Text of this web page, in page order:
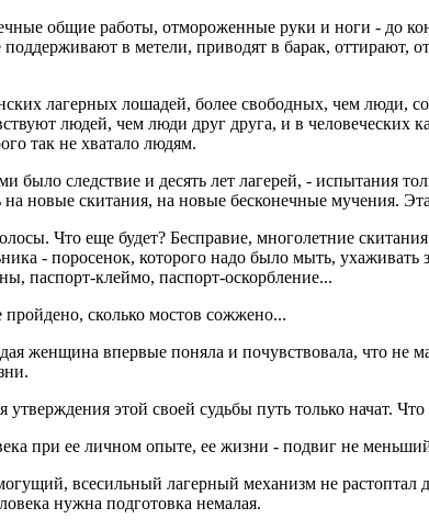
общие работы, отмороженные руки и ноги - до
в метели, приводят в барак,
лагерных лошадей, более свободных, чем
людей, чем люди друг друга, и в
так не хватало людям.
было следствие и десять лет лагерей, - испытания
на новые скитания, на новые бесконечные мучения.
Что еще будет? Бесправие, многолетние
- поросенок, которого надо было мыть,
паспорт-клеймо, паспорт-оскорбление...
сколько мостов сожжено...
женщина впервые поняла и почувствовала, что не
утверждения этой своей судьбы путь только начат.
при ее личном опыте, ее жизни - подвиг не
всесильный лагерный механизм не растоптал
нужна подготовка немалая.